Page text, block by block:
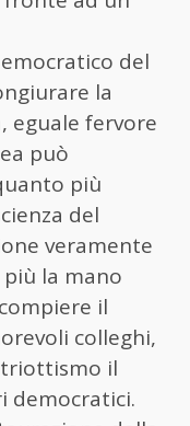
del
la
eguale fervore
può
più
del
veramente
la mano
il
colleghi,
il
democratici.